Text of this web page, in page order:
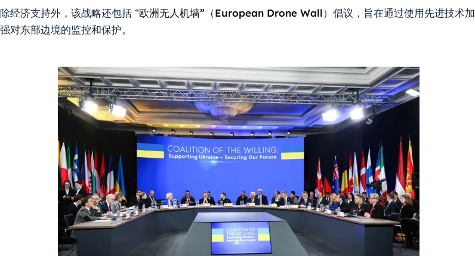
除经济支持外，该战略还包括 “欧洲无人机墙”（European Drone Wall）倡议，旨在通过使用先进技术加
强对东部边境的监控和保护。